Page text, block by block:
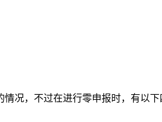
况，不过在进行零申报时，有以下